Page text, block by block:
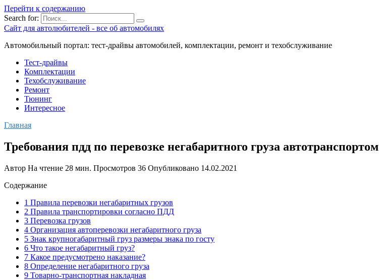
Перейти к содержанию
Search for:
Сайт для автолюбителей - все об автомобилях
Автомобильный портал: тест-драйвы автомобилей, комплектации, ремонт и техобслуживание
Тест-драйвы
Комплектации
Техобслуживание
Ремонт
Тюнинг
Интересное
Главная
Требования пдд по перевозке негабаритного груза автотранспортом
Автор На чтение 28 мин. Просмотров 36 Опубликовано 14.02.2021
Содержание
1 Правила перевозки негабаритных грузов
2 Правила транспортировки согласно ПДД
3 Перевозка грузов
4 Организация автоперевозки негабаритного груза
5 Знак крупногабаритный груз размеры знака по госту
6 Что такое негабаритный груз?
7 Какое предусмотрено наказание?
8 Определение негабаритного груза
9 Товарно-транспортная накладная